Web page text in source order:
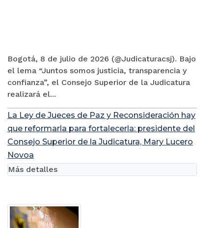
Bogotá, 8 de julio de 2026 (@Judicaturacsj). Bajo
el lema “Juntos somos justicia, transparencia y
confianza”, el Consejo Superior de la Judicatura
realizará el...
La Ley de Jueces de Paz y Reconsideración hay
que reformarla para fortalecerla: presidente del
Consejo Superior de la Judicatura, Mary Lucero
Novoa
Más detalles